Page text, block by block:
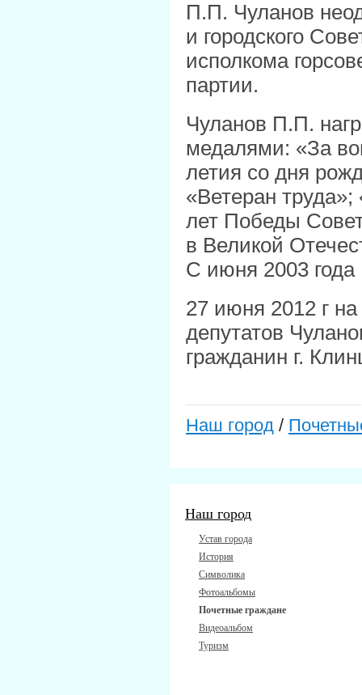
П.П. Чуланов
и городского
исполкома
партии.
Чуланов П.П.
медалями: «За
летия со дня
«Ветеран
лет Победы
в Великой
С июня 2003
27 июня 2012 г на
депутатов
гражданин г.
Наш город /
Наш город
Устав города
История
Символика
Фотоальбомы
Почетные граждане
Видеоальбом
Туризм